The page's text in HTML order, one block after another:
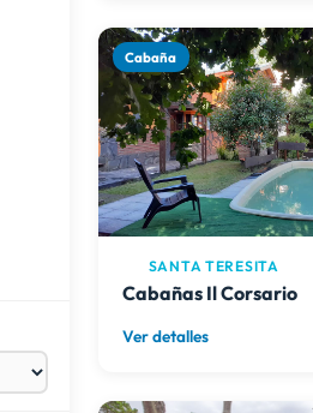
Cabaña
SANTA TERESITA
Cabañas Il Corsario
Ver detalles